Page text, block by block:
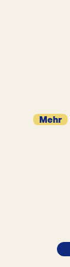
Mehr